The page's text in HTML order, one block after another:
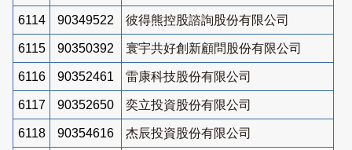
6114 90349522 彼得熊控股諮詢股份有限公司
6115 90350392 寰宇共好創新顧問股份有限公司
6116 90352461 雷康科技股份有限公司
6117 90352650 奕立投資股份有限公司
6118 90354616 杰辰投資股份有限公司